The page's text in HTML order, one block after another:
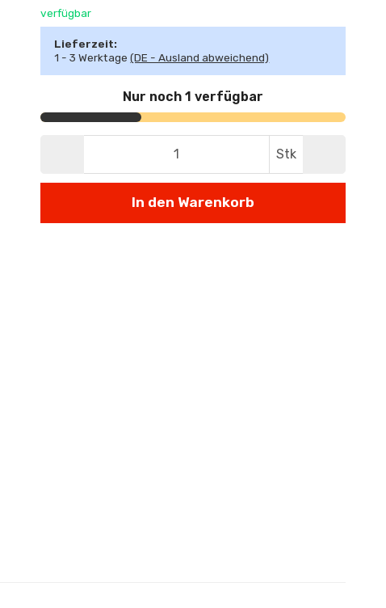
verfügbar
Lieferzeit:
1 - 3 Werktage(DE - Ausland abweichend)
Nur noch 1 verfügbar
Stk
In den Warenkorb